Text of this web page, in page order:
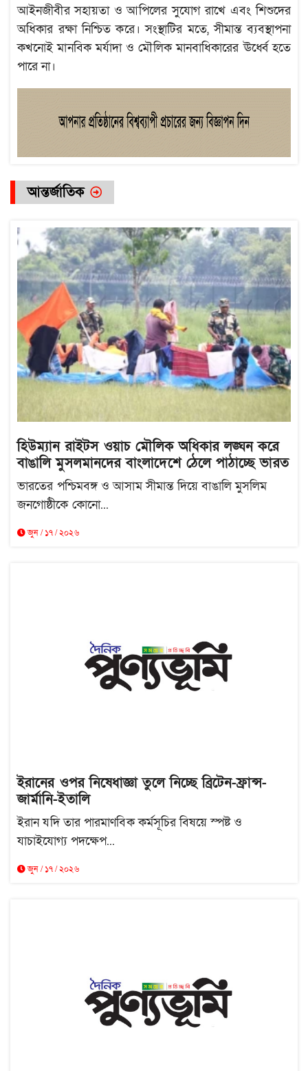
আইনজীবীর সহায়তা ও আপিলের সুযোগ রাখে এবং শিশুদের
অধিকার রক্ষা নিশ্চিত করে। সংস্থাটির মতে, সীমান্ত ব্যবস্থাপনা
কখনোই মানবিক মর্যাদা ও মৌলিক মানবাধিকারের ঊর্ধ্বে হতে
পারে না।
আন্তর্জাতিক
হিউম্যান রাইটস ওয়াচ মৌলিক অধিকার লঙ্ঘন করে
বাঙালি মুসলমানদের বাংলাদেশে ঠেলে পাঠাচ্ছে ভারত
ভারতের পশ্চিমবঙ্গ ও আসাম সীমান্ত দিয়ে বাঙালি মুসলিম
জনগোষ্ঠীকে কোনো...
জুন / ১৭ / ২০২৬
ইরানের ওপর নিষেধাজ্ঞা তুলে নিচ্ছে ব্রিটেন-ফ্রান্স-
জার্মানি-ইতালি
ইরান যদি তার পারমাণবিক কর্মসূচির বিষয়ে স্পষ্ট ও
যাচাইযোগ্য পদক্ষেপ...
জুন / ১৭ / ২০২৬